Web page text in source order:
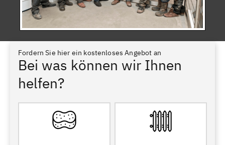
Fordern Sie hier ein kostenloses Angebot an
Bei was können wir Ihnen
helfen?